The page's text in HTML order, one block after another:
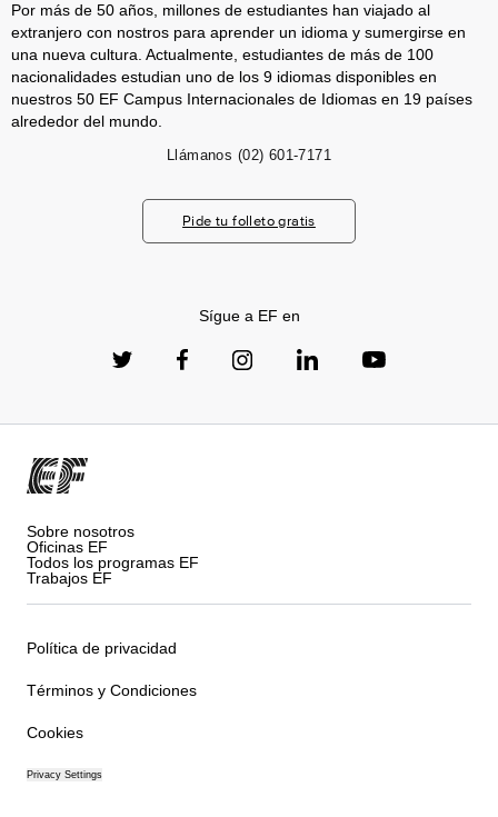
Por más de 50 años, millones de estudiantes han viajado al
extranjero con nostros para aprender un idioma y sumergirse en
una nueva cultura. Actualmente, estudiantes de más de 100
nacionalidades estudian uno de los 9 idiomas disponibles en
nuestros 50 EF Campus Internacionales de Idiomas en 19 países
alrededor del mundo.
Llámanos (02) 601-7171
Pide tu folleto gratis
Sígue a EF en
Sobre nosotros
Oficinas EF
Todos los programas EF
Trabajos EF
Política de privacidad
Términos y Condiciones
Cookies
Privacy Settings